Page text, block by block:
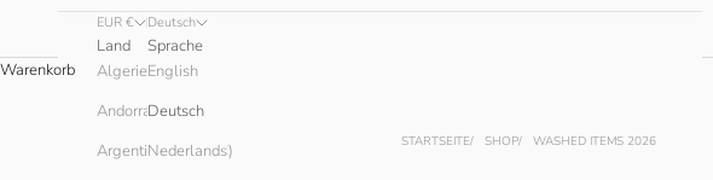
EUR €
Land
Andorra (EUR €)
Argentinien (EUR €)
Deutsch
Sprache
English
Deutsch
Nederlands
Warenkorb
STARTSEITE SHOP WASHED ITEMS 2026